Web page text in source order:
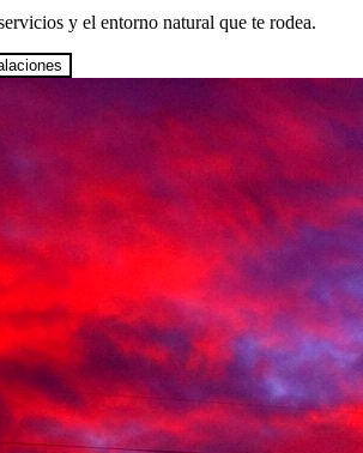
y el entorno natural que te rodea.